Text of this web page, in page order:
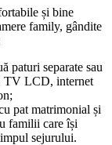
și bine
family, gândite
paturi separate sau
TV LCD, internet
pat matrimonial și
familii care își
sejurului.